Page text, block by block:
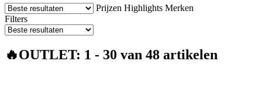
Prijzen Highlights Merken
Filters
🔥OUTLET: 1 - 30 van 48 artikelen